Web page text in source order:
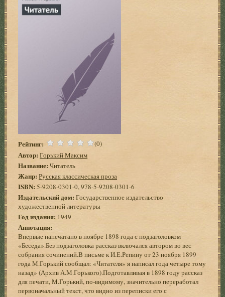
Рейтинг: (0)
Автор: Горький Максим
Название: Читатель
Жанр: Русская классическая проза
ISBN: 5-9208-0301-0, 978-5-9208-0301-6
Издательский дом: Государственное издательство
художественной литературы
Год издания: 1949
Аннотация:
Впервые напечатано в ноябре 1898 года с подзаголовком
«Беседа».Без подзаголовка рассказ включался автором во вес
собрания сочинений.В письме к И.Е.Репину от 23 ноября 1899
года М.Горький сообщал: «Читателя» я написал года четыре тому
назад» (Архив А.М.Горького).Подготавливая в 1898 году рассказ
для печати, М.Горький, по-видимому, значительно переработал
первоначальный текст, что видно из переписки его с